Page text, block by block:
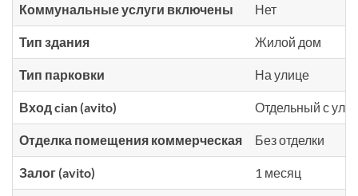
Коммунальные услуги включены Нет
Тип здания Жилой дом
Тип парковки На улице
Вход cian (avito) Отдельный с
Отделка помещения коммерческая Без отделки
Залог (avito) 1 месяц